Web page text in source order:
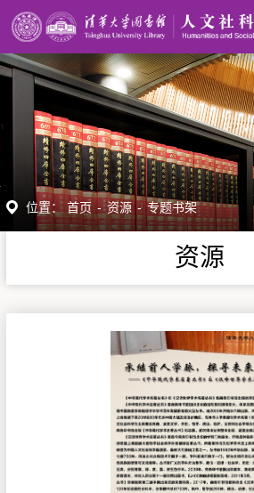
位置：首页 - 资源 - 专题书架
资源